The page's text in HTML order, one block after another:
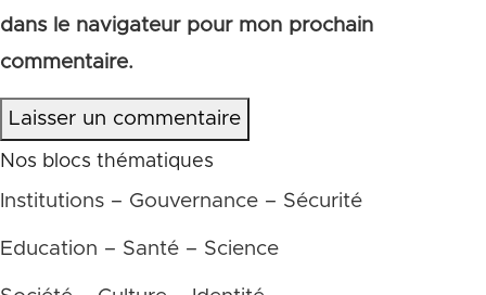
dans le navigateur pour mon prochain
commentaire.
Laisser un commentaire
Nos blocs thématiques
Institutions – Gouvernance – Sécurité
Education – Santé – Science